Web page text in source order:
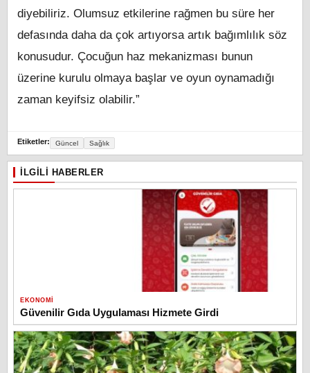
diyebiliriz. Olumsuz etkilerine rağmen bu süre her
defasında daha da çok artıyorsa artık bağımlılık söz
konusudur. Çocuğun haz mekanizması bunun
üzerine kurulu olmaya başlar ve oyun oynamadığı
zaman keyifsiz olabilir.”
Etiketler: Güncel Sağlık
İLGILI HABERLER
EKONOMI
Güvenilir Gıda Uygulaması Hizmete Girdi